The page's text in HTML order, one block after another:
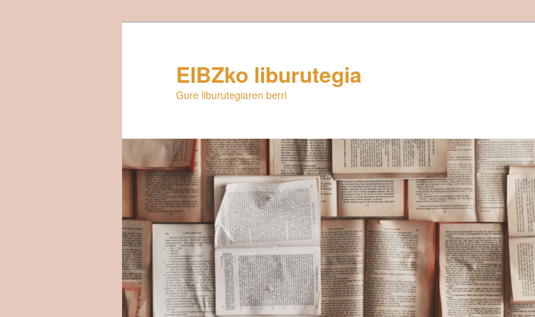
EIBZko liburutegia
Gure liburutegiaren berri